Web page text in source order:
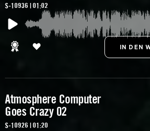
S-10936 | 01:02
Atmosphere Computer
Goes Crazy 02
S-10926 | 01:20